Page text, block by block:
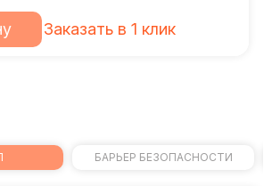
Заказать в 1 клик
БАРЬЕР БЕЗОПАСНОСТИ